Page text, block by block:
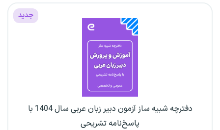
جدید
دفترچه شبیه ساز آزمون دبیر زبان عربی سال 1404 با
پاسخ‌نامه تشریحی